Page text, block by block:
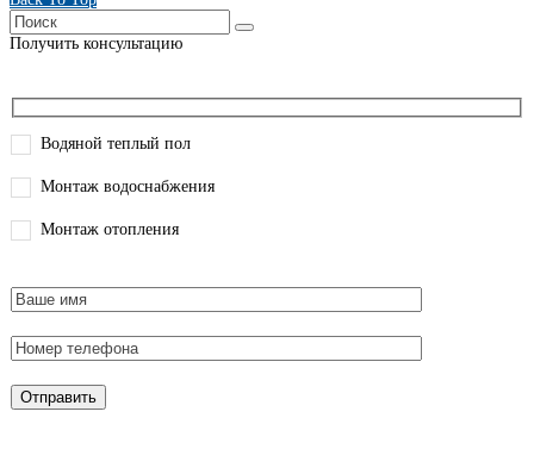
Получить консультацию
Водяной теплый пол
Монтаж водоснабжения
Монтаж отопления